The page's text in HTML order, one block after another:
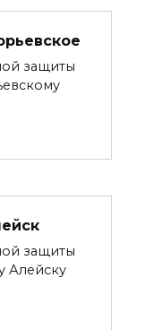
защиты
защиты
Алейску